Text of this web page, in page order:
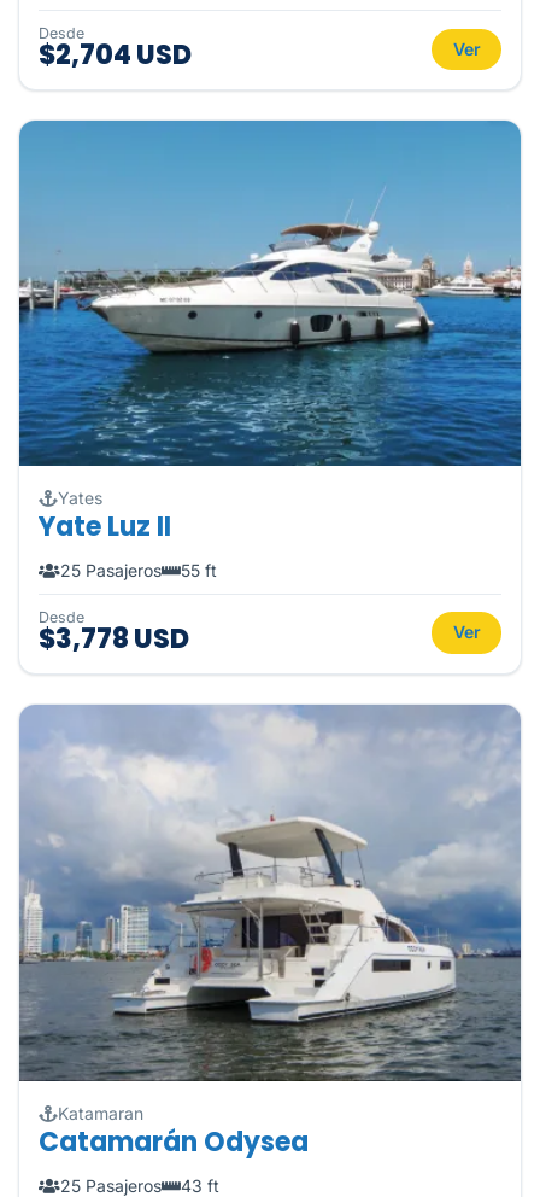
Desde
$2,704 USD Ver
Yates
Yate Luz II
25 Pasajeros 55 ft
Desde
$3,778 USD Ver
Katamaran
Catamarán Odysea
25 Pasajeros 43 ft